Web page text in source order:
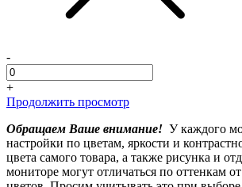
-
+
Продолжить просмотр
Обращаем Ваше внимание! У каждого
настройки по цветам, яркости и
цвета самого товара, а также рисунка и
мониторе могут отличаться по оттенкам